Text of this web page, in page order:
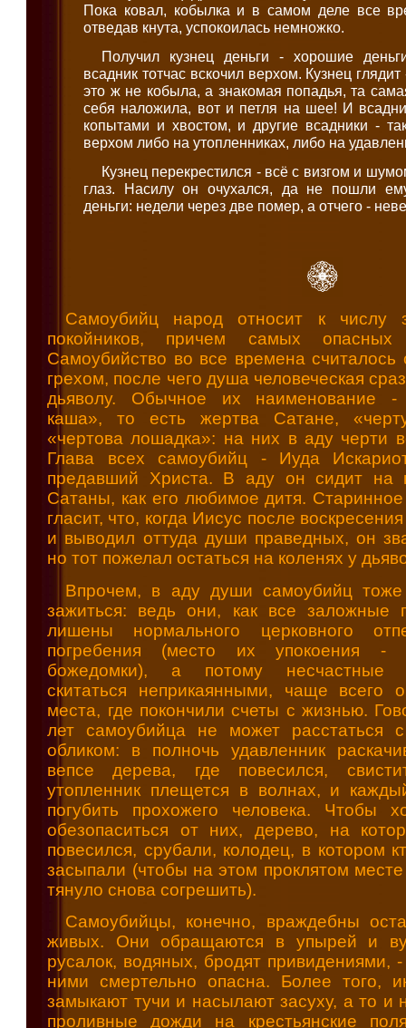
Пока ковал, кобылка и в самом деле все
отведав кнута, успокоилась немножко.
Получил кузнец деньги - хорошие
всадник тотчас вскочил верхом. Кузнец
это ж не кобыла, а знакомая попадья, та
себя наложила, вот и петля на шее! И
копытами и хвостом, и другие всадники -
верхом либо на утопленниках, либо на
Кузнец перекрестился - всё с визгом и
глаз. Насилу он очухался, да не пошли
деньги: недели через две помер, а отчего -
Самоубийц народ относит к числу
покойников, причем самых
Самоубийство во все времена
грехом, после чего душа человеческая
дьяволу. Обычное их наименование -
каша», то есть жертва Сатане,
«чертова лошадка»: на них в аду черти
Глава всех самоубийц - Иуда
предавший Христа. В аду он сидит на
Сатаны, как его любимое дитя.
гласит, что, когда Иисус после
и выводил оттуда души праведных, он
но тот пожелал остаться на коленях у
Впрочем, в аду души самоубийц
зажиться: ведь они, как все заложные
лишены нормального церковного
погребения (место их упокоения -
божедомки), а потому несчастные
скитаться неприкаянными, чаще всего
места, где покончили счеты с жизнью.
лет самоубийца не может расстаться
обликом: в полночь удавленник
вепсе дерева, где повесился,
утопленник плещется в волнах, и
погубить прохожего человека. Чтобы
обезопаситься от них, дерево, на
повесился, срубали, колодец, в котором
засыпали (чтобы на этом проклятом месте
тянуло снова согрешить).
Самоубийцы, конечно, враждебны
живых. Они обращаются в упырей и
русалок, водяных, бродят привидениями, -
ними смертельно опасна. Более того,
замыкают тучи и насылают засуху, а то и
проливные дожди на крестьянские